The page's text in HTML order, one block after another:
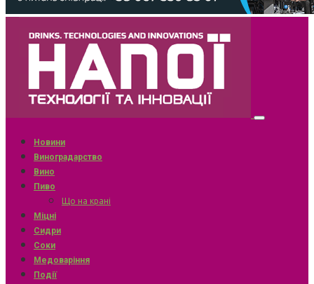
Новини
Виноградарство
Вино
Пиво
Що на крані
Міцні
Сидри
Соки
Медоваріння
Події